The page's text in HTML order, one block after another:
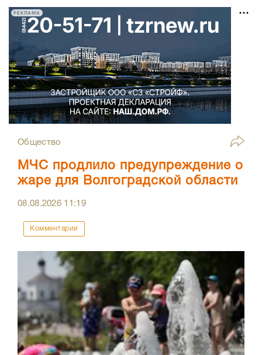
РЕКЛАМА
Общество
МЧС продлило предупреждение о
жаре для Волгоградской области
08.08.2026 11:19
Комментарии